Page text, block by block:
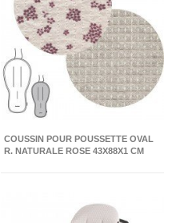
COUSSIN POUR POUSSETTE OVAL
R. NATURALE ROSE 43X88X1 CM